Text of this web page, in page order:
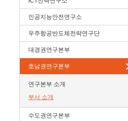
인공지능안전연구소
우주항공반도체전략연구단
대경권연구본부
호남권연구본부
연구본부 소개
부서 소개
수도권연구본부